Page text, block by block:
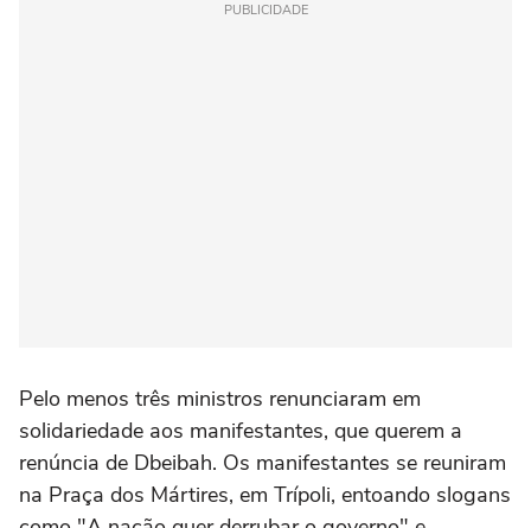
PUBLICIDADE
Pelo menos três ministros renunciaram em
solidariedade aos manifestantes, que querem a
renúncia de Dbeibah. Os manifestantes se reuniram
na Praça dos Mártires, em Trípoli, entoando slogans